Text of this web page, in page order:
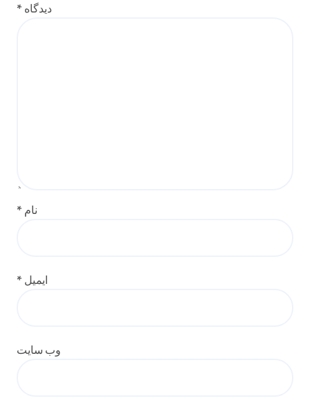
دیدگاه *
نام *
ایمیل *
وب‌ سایت